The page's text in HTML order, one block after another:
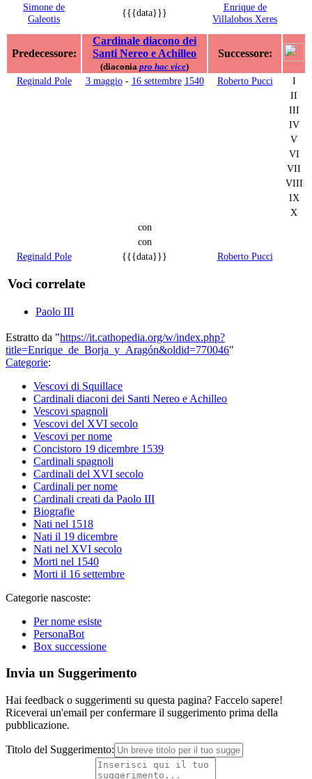
Simone de
Galeotis
{{{data}}}
Enrique de
Villalobos Xeres
Predecessore:
Cardinale diacono dei
Santi Nereo e Achilleo
(diaconia pro hac vice)
Successore:
Reginald Pole 3 maggio- 16 settembre 1540 Roberto Pucci
I
II
III
IV
V
VI
VII
VIII
IX
X
con
con
Reginald Pole
{{{data}}} Roberto Pucci
Voci correlate
Paolo III
Estratto da "https://it.cathopedia.org/w/index.php?
title=Enrique_de_Borja_y_Aragón&oldid=770046"
Categorie:
Vescovi di Squillace
Cardinali diaconi dei Santi Nereo e Achilleo
Vescovi spagnoli
Vescovi del XVI secolo
Vescovi per nome
Concistoro 19 dicembre 1539
Cardinali spagnoli
Cardinali del XVI secolo
Cardinali per nome
Cardinali creati da Paolo III
Biografie
Nati nel 1518
Nati il 19 dicembre
Nati nel XVI secolo
Morti nel 1540
Morti il 16 settembre
Categorie nascoste:
Per nome esiste
PersonaBot
Box successione
Invia un Suggerimento
Hai feedback o suggerimenti su questa pagina? Faccelo sapere!
Riceverai un'email per confermare il suggerimento prima della
pubblicazione.
Titolo del Suggerimento: